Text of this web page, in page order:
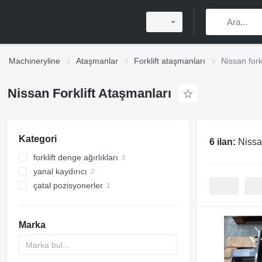
Machineryline Ataşmanlar Forklift ataşmanları Nissan
Nissan Forklift Ataşmanları
Kategori
forklift denge ağırlıkları
yanal kaydırıcı
çatal pozisyonerler
Marka
6 ilan: